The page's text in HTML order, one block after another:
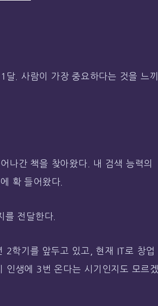
. 사람이 가장 중요하다는 것을 느끼
나간 책을 찾아왔다. 내 검색 능력의
확 들어왔다.
를 전달한다.
2학기를 앞두고 있고, 현재 IT로 창업
인생에 3번 온다는 시기인지도 모르겠